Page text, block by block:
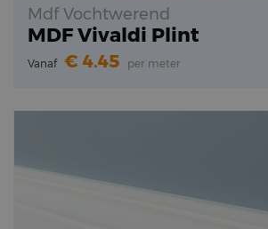
Mdf Vochtwerend
MDF Vivaldi Plint
Vanaf 4.45 per meter